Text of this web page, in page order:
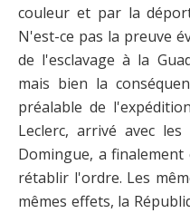
couleur et par la
N'est-ce pas la preuve
de l'esclavage à la
mais bien la
préalable de
Leclerc, arrivé avec
Domingue, a
rétablir l'ordre. Les
mêmes effets, la